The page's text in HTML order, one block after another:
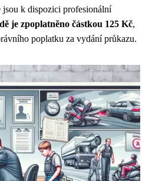
k dispozici profesionální
je zpoplatněno částkou 125 Kč,
poplatku za vydání průkazu.